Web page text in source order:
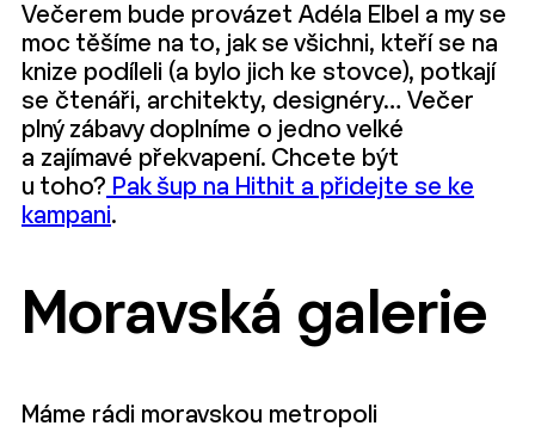
Večerem bude provázet Adéla Elbel a my se
moc těšíme na to, jak se všichni, kteří se na
knize podíleli (a bylo jich ke stovce), potkají
se čtenáři, architekty, designéry… Večer
plný zábavy doplníme o jedno velké
a zajímavé překvapení. Chcete být
u toho? Pak šup na Hithit a přidejte se ke
kampani.
Moravská galerie
Máme rádi moravskou metropoli